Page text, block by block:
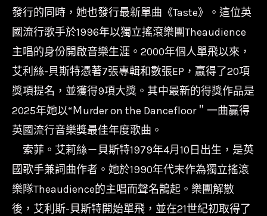
Sophie
Ellis-
Bexter
-
Perimenopop/7532916
發行的同時，她也發行最新單曲《Taste》。這位英
國流行歌手於1996年以獨立搖滾樂團Theaudience
主唱的身份開啟音樂生涯。2000年個人單飛以來，
艾利絲-貝斯特憑著7張專輯和數張EP，贏得了20項
獎項提名，並獲得9項大獎。其中最新的得獎作品是
2025年她以“Ｍurder on the Dancefloor＂一曲贏得
英國流行音樂獎最佳年度歌曲。
索菲。艾莉絲－貝斯特1979年4月10日出生，是英
國歌手兼詞曲作者。她於1990年代末作為獨立搖滾
樂隊Theaudience的主唱而聲名鵲起。樂團解散
後，艾利斯-貝斯特開始單飛，並在21世紀初取得了